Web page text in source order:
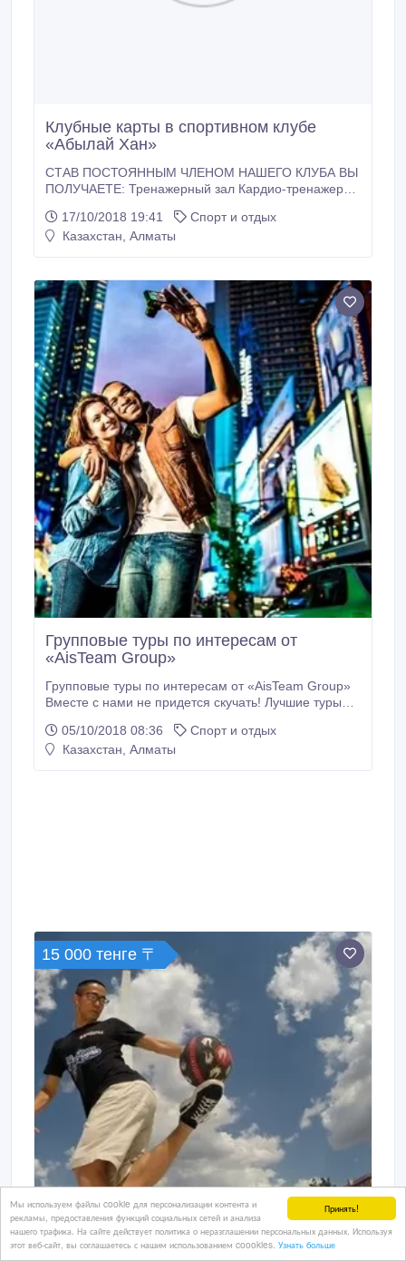
Принять!
Мы используем файлы cookie для персонализации контента и
рекламы, предоставления функций социальных сетей и анализа
нашего трафика. На сайте действует политика о неразглашении персональных данных. Используя
этот веб-сайт, вы соглашаетесь с нашим использованием coookies. Узнать больше
Клубные карты в спортивном клубе
«Абылай Хан»
СТАВ ПОСТОЯННЫМ ЧЛЕНОМ НАШЕГО КЛУБА ВЫ
ПОЛУЧАЕТЕ: Тренажерный зал Кардио-тренажеры
28 градусов. Аэробные тренировки, уроки танцев,
функциональный тренинг, силовые программы,
17/10/2018 19:41
Спорт и отдых
Казахстан, Алматы
Групповые туры по интересам от
«AisTeam Group»
Групповые туры по интересам от «AisTeam Group»
Вместе с нами не придется скучать! Лучшие туры
туры  Фестивали и национальные праздники
различных стран мира  Карнавалы  Чемпионаты
05/10/2018 08:36
Спорт и отдых
Казахстан, Алматы
15 000 тенге 〒